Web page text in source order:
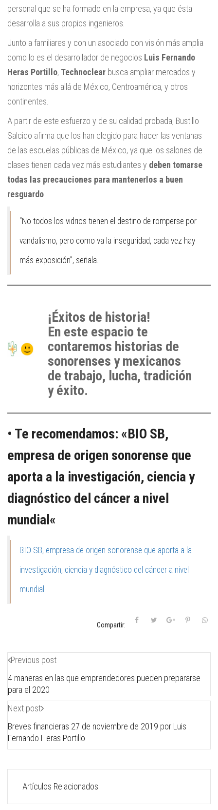
personal que se ha formado en la empresa, ya que ésta
desarrolla a sus propios ingenieros.
Junto a familiares y con un asociado con visión más amplia
como lo es el desarrollador de negocios Luis Fernando
Heras Portillo, Technoclear busca ampliar mercados y
horizontes más allá de México, Centroamérica, y otros
continentes.
A partir de este esfuerzo y de su calidad probada, Bustillo
Salcido afirma que los han elegido para hacer las ventanas
de las escuelas públicas de México, ya que los salones de
clases tienen cada vez más estudiantes y deben tomarse
todas las precauciones para mantenerlos a buen
resguardo
“No todos los vidrios tienen el destino de romperse por
vandalismo, pero como va la inseguridad, cada vez hay
más exposición”, señala.
¡Éxitos de historia!
En este espacio te
contaremos historias de
sonorenses y mexicanos
de trabajo, lucha, tradición
y éxito.
• Te recomendamos: «BIO SB,
empresa de origen sonorense que
aporta a la investigación, ciencia y
diagnóstico del cáncer a nivel
mundial«
BIO SB, empresa de origen sonorense que aporta a la
investigación, ciencia y diagnóstico del cáncer a nivel
mundial
Compartir:
Previous post
4 maneras en las que emprendedores pueden prepararse
para el 2020
Next post
Breves financieras 27 de noviembre de 2019 por Luis
Fernando Heras Portillo
Artículos Relacionados